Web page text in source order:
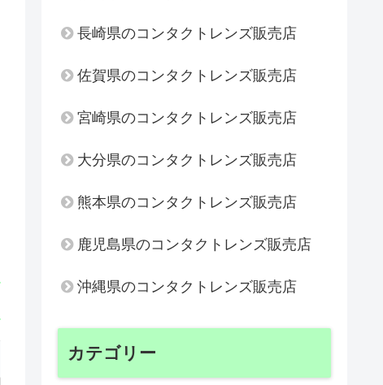
長崎県のコンタクトレンズ販売店
佐賀県のコンタクトレンズ販売店
宮崎県のコンタクトレンズ販売店
大分県のコンタクトレンズ販売店
熊本県のコンタクトレンズ販売店
鹿児島県のコンタクトレンズ販売店
沖縄県のコンタクトレンズ販売店
カテゴリー